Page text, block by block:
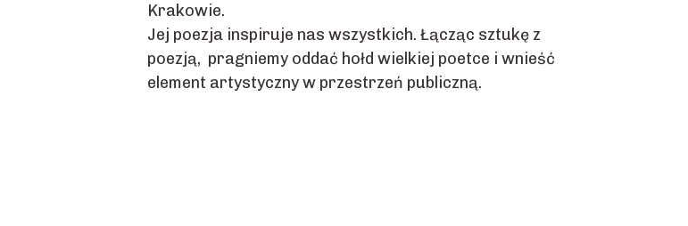
Krakowie.
Jej poezja inspiruje nas wszystkich. Łącząc sztukę z
poezją, pragniemy oddać hołd wielkiej poetce i wnieść
element artystyczny w przestrzeń publiczną.